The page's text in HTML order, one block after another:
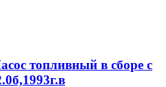
топливный в сборе с